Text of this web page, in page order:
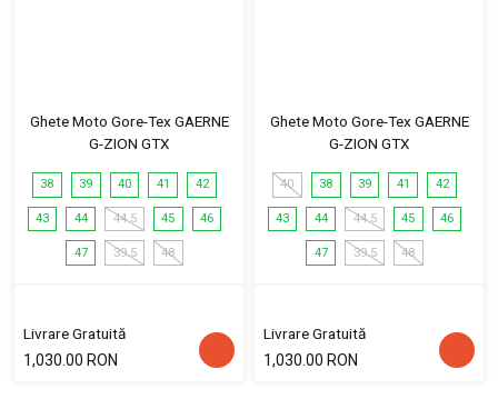
Ghete Moto Gore-Tex GAERNE
G-ZION GTX
38 39 40 41 42
43 44 44.5 45 46
47 39.5 48
Livrare Gratuită
1,030.00 RON
Ghete Moto Gore-Tex GAERNE
G-ZION GTX
40 38 39 41 42
43 44 44.5 45 46
47 39.5 48
Livrare Gratuită
1,030.00 RON